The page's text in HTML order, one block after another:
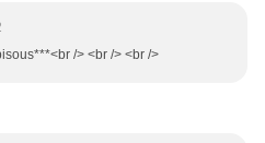
/> <br /> <br />